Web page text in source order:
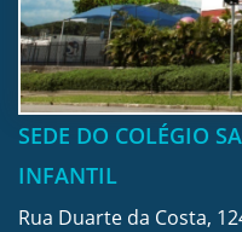
SEDE DO COLÉGIO
INFANTIL
Rua Duarte da Costa,